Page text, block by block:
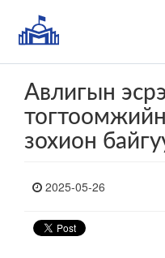
Авлигын
зохион
2025-05-26